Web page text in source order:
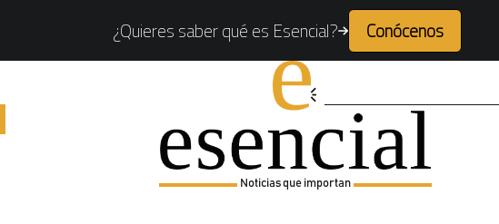
¿Quieres saber qué es Esencial? Conócenos
Noticias que importan